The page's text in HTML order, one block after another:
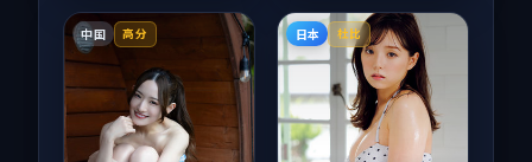
中国 高分 日本 杜比